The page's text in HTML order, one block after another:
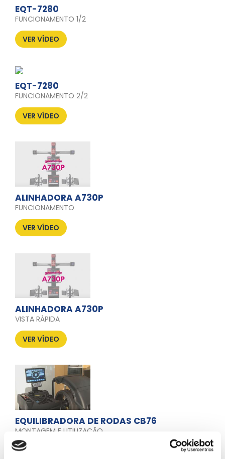
EQT-7280
FUNCIONAMENTO 1/2
VER VÍDEO
EQT-7280
FUNCIONAMENTO 2/2
VER VÍDEO
ALINHADORA A730P
FUNCIONAMENTO
VER VÍDEO
ALINHADORA A730P
VISTA RÁPIDA
VER VÍDEO
EQUILIBRADORA DE RODAS CB76
MONTAGEM E UTILIZAÇÃO
VER VÍDEO